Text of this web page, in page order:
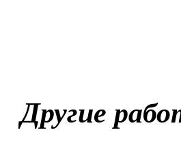
Другие